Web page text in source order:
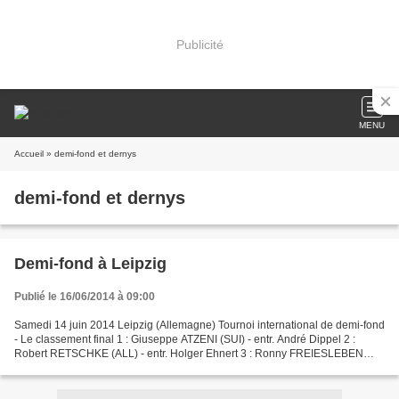
Publicité
MENU
Accueil » demi-fond et dernys
demi-fond et dernys
Demi-fond à Leipzig
Publié le 16/06/2014 à 09:00
Samedi 14 juin 2014 Leipzig (Allemagne) Tournoi international de demi-fond
- Le classement final 1 : Giuseppe ATZENI (SUI) - entr. André Dippel 2 :
Robert RETSCHKE (ALL) - entr. Holger Ehnert 3 : Ronny FREIESLEBEN